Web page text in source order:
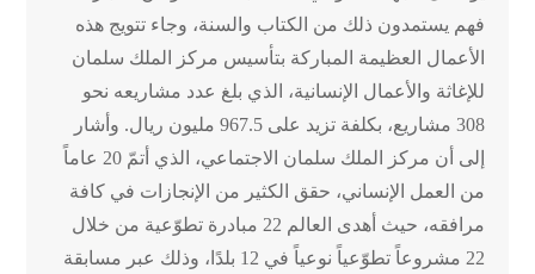
فهم يستمدون ذلك من الكتاب والسنة، وجاء تتويج هذه
الأعمال العظيمة المباركة بتأسيس مركز الملك سلمان
للإغاثة والأعمال الإنسانية، الذي بلغ عدد مشاريعه نحو
308 مشاريع، بكلفة تزيد على 967.5 مليون ريال. وأشار
إلى أن مركز الملك سلمان الاجتماعي، الذي أتمّ 20 عاماً
من العمل الإنساني، حقق الكثير من الإنجازات في كافة
مرافقه، حيث أهدى العالم 22 مبادرة تطوّعية من خلال
22 مشروعاً تطوّعياً نوعياً في 12 بلدًا، وذلك عبر مسابقة